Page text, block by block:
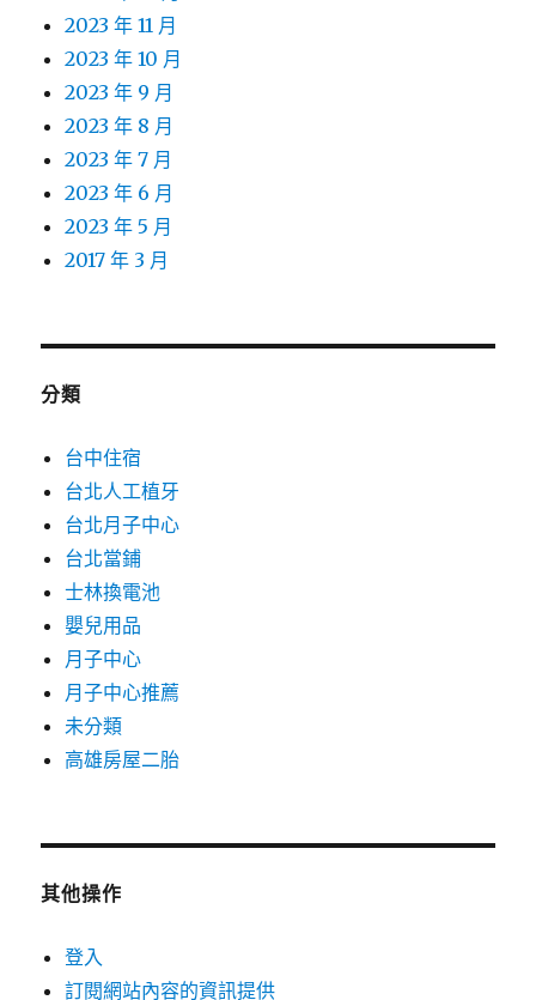
2023 年 11 月
2023 年 10 月
2023 年 9 月
2023 年 8 月
2023 年 7 月
2023 年 6 月
2023 年 5 月
2017 年 3 月
分類
台中住宿
台北人工植牙
台北月子中心
台北當鋪
士林換電池
嬰兒用品
月子中心
月子中心推薦
未分類
高雄房屋二胎
其他操作
登入
訂閱網站內容的資訊提供